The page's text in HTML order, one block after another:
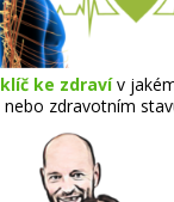
klíč ke zdravív
nebo zdravotním